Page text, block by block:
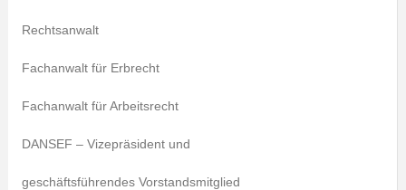
Rechtsanwalt
Fachanwalt für Erbrecht
Fachanwalt für Arbeitsrecht
DANSEF – Vizepräsident und
geschäftsführendes Vorstandsmitglied